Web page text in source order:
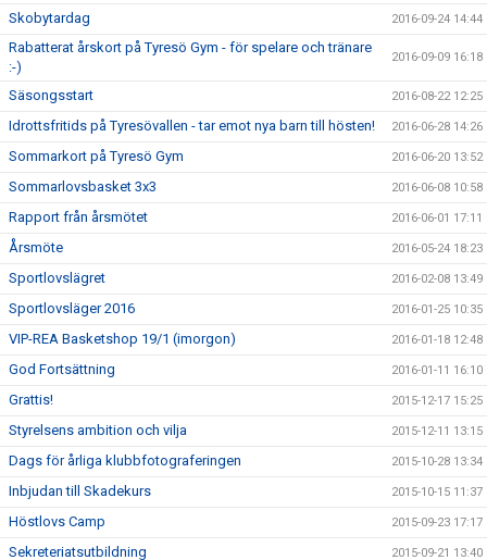
Skobytardag 2016-09-24 14:44
Rabatterat årskort på Tyresö Gym - för spelare och tränare
:-)
2016-09-09 16:18
Säsongsstart 2016-08-22 12:25
Idrottsfritids på Tyresövallen - tar emot nya barn till hösten! 2016-06-28 14:26
Sommarkort på Tyresö Gym 2016-06-20 13:52
Sommarlovsbasket 3x3 2016-06-08 10:58
Rapport från årsmötet 2016-06-01 17:11
Årsmöte 2016-05-24 18:23
Sportlovslägret 2016-02-08 13:49
Sportlovsläger 2016 2016-01-25 10:35
VIP-REA Basketshop 19/1 (imorgon) 2016-01-18 12:48
God Fortsättning 2016-01-11 16:10
Grattis! 2015-12-17 15:25
Styrelsens ambition och vilja 2015-12-11 13:15
Dags för årliga klubbfotograferingen 2015-10-28 13:34
Inbjudan till Skadekurs 2015-10-15 11:37
Höstlovs Camp 2015-09-23 17:17
Sekreteriatsutbildning 2015-09-21 13:40